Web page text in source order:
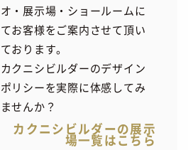
オ・展示場・ショールームに
てお客様をご案内させて頂い
ております。
カクニシビルダーのデザイン
ポリシーを実際に体感してみ
ませんか？
カクニシビルダーの展示
場一覧はこちら